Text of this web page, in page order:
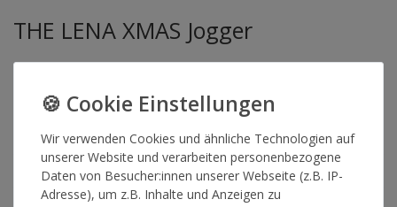
THE LENA XMAS Jogger
Artikelnummer 14774
GRÖSSE
Wir verwenden Cookies und ähnliche Technologien auf
unserer Website und verarbeiten personenbezogene
Daten von Besucher:innen unserer Webseite (z.B. IP-
Adresse), um z.B. Inhalte und Anzeigen zu